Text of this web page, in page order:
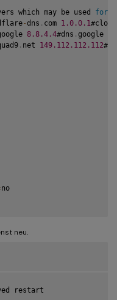
which may be used for
-dns . com 1.0 .0 .1
8.8 .4 .4#dns . google
. net 149.112 .112 .112
no
neu.
restart